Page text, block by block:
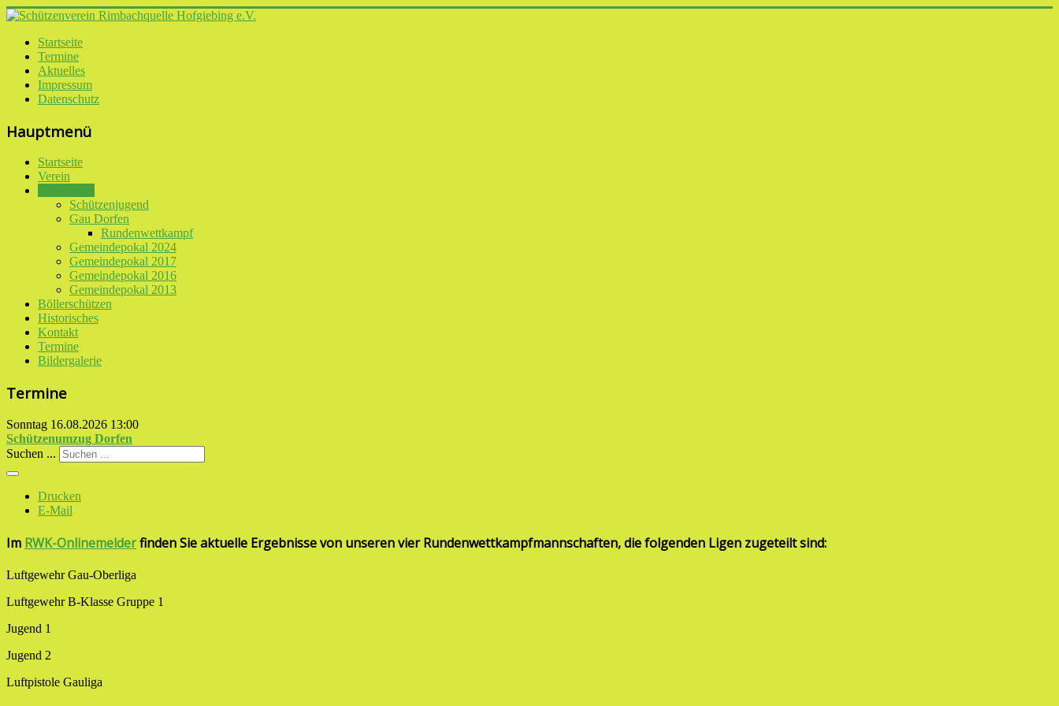
Startseite
Termine
Aktuelles
Impressum
Datenschutz
Hauptmenü
Startseite
Verein
Schützenjugend
Gau Dorfen
Rundenwettkampf
Gemeindepokal 2024
Gemeindepokal 2017
Gemeindepokal 2016
Gemeindepokal 2013
Böllerschützen
Historisches
Kontakt
Termine
Bildergalerie
Termine
Sonntag 16.08.2026 13:00
Schützenumzug Dorfen
Suchen ...
Drucken
E-Mail
Im RWK-Onlinemelderfinden Sie aktuelle Ergebnisse von unseren vier Rundenwettkampfmannschaften, die folgenden Ligen zugeteilt sind:
Luftgewehr Gau-Oberliga
Luftgewehr B-Klasse Gruppe 1
Jugend 1
Jugend 2
Luftpistole Gauliga